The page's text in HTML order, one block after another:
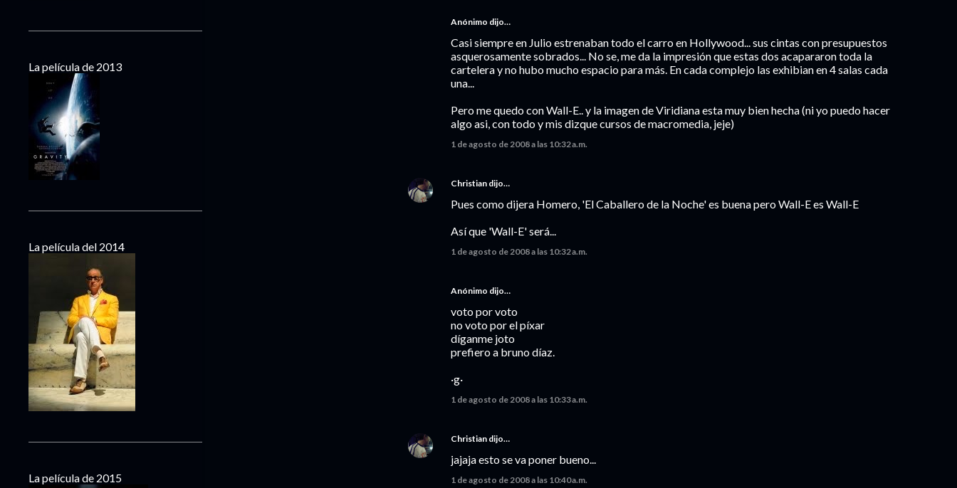
Anónimo dijo…
Casi siempre en Julio estrenaban todo el carro en Hollywood... sus cintas con presupuestos
asquerosamente sobrados... No se, me da la impresión que estas dos acapararon toda la
cartelera y no hubo mucho espacio para más. En cada complejo las exhibian en 4 salas cada
una...
Pero me quedo con Wall-E.. y la imagen de Viridiana esta muy bien hecha (ni yo puedo hacer
algo asi, con todo y mis dizque cursos de macromedia, jeje)
1 de agosto de 2008 a las 10:32 a.m.
Christian dijo…
Pues como dijera Homero, 'El Caballero de la Noche' es buena pero Wall-E es Wall-E
Así que 'Wall-E' será...
1 de agosto de 2008 a las 10:32 a.m.
Anónimo dijo…
voto por voto
no voto por el píxar
díganme joto
prefiero a bruno díaz.
·g·
1 de agosto de 2008 a las 10:33 a.m.
Christian dijo…
jajaja esto se va poner bueno...
1 de agosto de 2008 a las 10:40 a.m.
La película de 2013
La película del 2014
La película de 2015